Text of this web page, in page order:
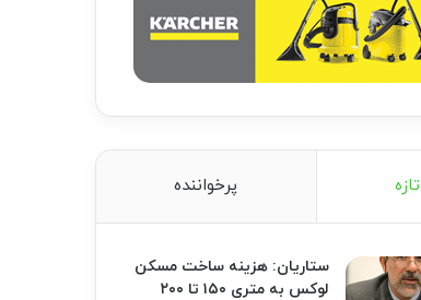
تازه پرخواننده
ستاریان: هزینه ساخت مسکن
لوکس به متری ۱۵۰ تا ۲۰۰